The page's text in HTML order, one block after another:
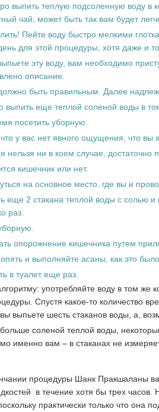
выпить теплую подсоленную воду в
чай, может быть так вам будет
Пейте воду быстро мелкими
для этой процедуры, хотя даже и
эту воду, вам необходимо
описание.
быть правильным. Далее
выпить еще теплой соленой воды в
посетить уборную.
у вас нет явного ощущения, что вы
нельзя ни в коем случае,
кишечник или нет.
на основное место, где вы и
еще 2 стакана теплой воды с солью
раз.
опорожнение кишечника путем
и выполняйте асаны, как это
в туалет еще раз.
употребляйте воду в том
Спустя какое-то количество
вы выпьете шесть стаканов воды, а,
соленой теплой воды,
именно вам – в стаканах не
процедуры Шанк Пракшаланы
в течение хотя бы трех часов.
практически только что она